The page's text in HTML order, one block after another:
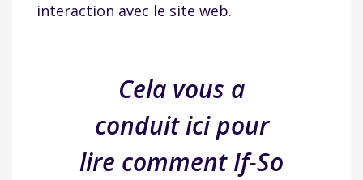
interaction avec le site web.
Cela vous a
conduit ici pour
lire comment If-So